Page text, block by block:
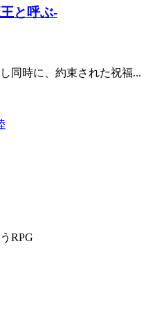
と呼ぶ-
同時に、約束された祝福...
RPG